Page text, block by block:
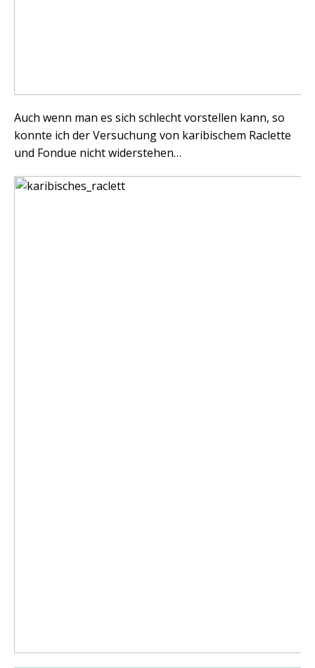
Auch wenn man es sich schlecht vorstellen kann, so
konnte ich der Versuchung von karibischem Raclette
und Fondue nicht widerstehen…